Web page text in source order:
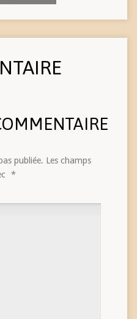
publiée. Les champs
*